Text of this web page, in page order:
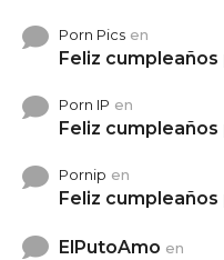
Porn Pics en
Feliz cumpleaños
Porn IP en
Feliz cumpleaños
Pornip en
Feliz cumpleaños
ElPutoAmo en